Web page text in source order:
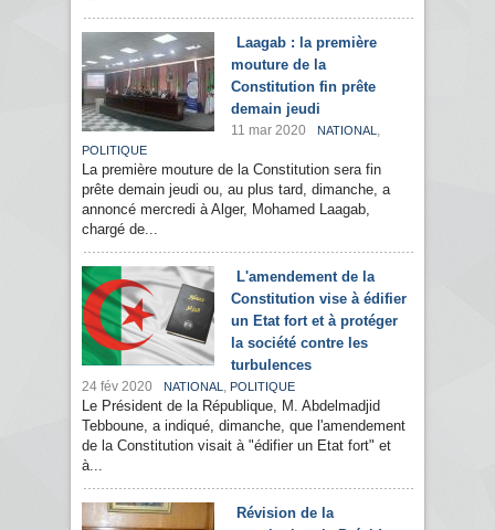
Laagab : la première
mouture de la
Constitution fin prête
demain jeudi
11 mar 2020 NATIONAL ,
POLITIQUE
La première mouture de la Constitution sera fin
prête demain jeudi ou, au plus tard, dimanche, a
annoncé mercredi à Alger, Mohamed Laagab,
chargé de...
L'amendement de la
Constitution vise à édifier
un Etat fort et à protéger
la société contre les
turbulences
24 fév 2020 NATIONAL , POLITIQUE
Le Président de la République, M. Abdelmadjid
Tebboune, a indiqué, dimanche, que l'amendement
de la Constitution visait à "édifier un Etat fort" et
à...
Révision de la